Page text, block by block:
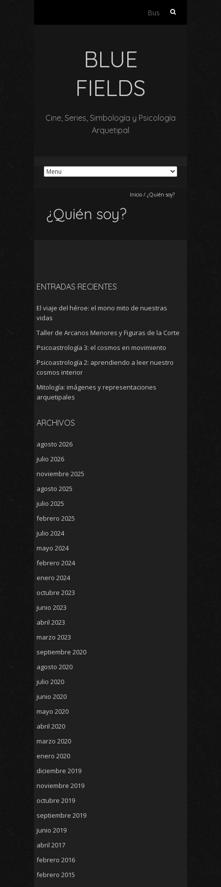
Buscar:
BLUE
FIELDS
Cine, Series, Simbología y Psicología
Arquetipal
Inicio / ¿Quién soy?
¿Quién soy?
ENTRADAS RECIENTES
El viaje del héroe: el mono mito de nuestras
vidas
Taller de Arcanos Menores y Figuras de la Corte
Psicoastrología 3: el cosmos en movimiento
Psicoastrología 2: aprendiendo a leer nuestro
cosmos interior
Mitología: imágenes y representaciones
arquetipales
ARCHIVOS
agosto 2026
julio 2026
noviembre 2025
agosto 2025
julio 2025
febrero 2025
julio 2024
mayo 2024
febrero 2024
enero 2024
octubre 2023
junio 2023
abril 2023
marzo 2023
septiembre 2020
agosto 2020
julio 2020
junio 2020
mayo 2020
abril 2020
marzo 2020
enero 2020
diciembre 2019
noviembre 2019
octubre 2019
septiembre 2019
junio 2019
abril 2017
febrero 2016
febrero 2015